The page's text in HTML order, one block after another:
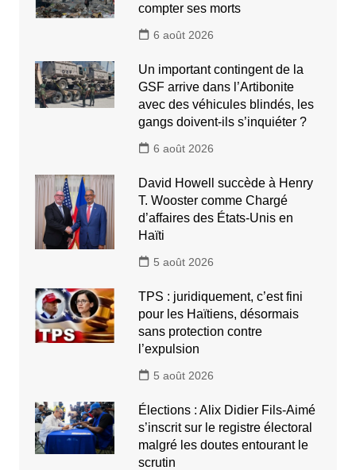
compter ses morts
6 août 2026
Un important contingent de la
GSF arrive dans l’Artibonite
avec des véhicules blindés, les
gangs doivent-ils s’inquiéter ?
6 août 2026
David Howell succède à Henry
T. Wooster comme Chargé
d’affaires des États-Unis en
Haïti
5 août 2026
TPS : juridiquement, c’est fini
pour les Haïtiens, désormais
sans protection contre
l’expulsion
5 août 2026
Élections : Alix Didier Fils-Aimé
s’inscrit sur le registre électoral
malgré les doutes entourant le
scrutin